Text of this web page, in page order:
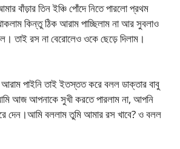
বাঁড়ার তিন ইঞ্চি পোঁদে নিতে পারলো প্রথম
কিন্তু ঠিক আরাম পাচ্ছিলাম না আর সুবলাও
তাই রস না বেরোলেও ওকে ছেড়ে দিলাম।
পাইনি তাই ইতস্তত করে বলল ডাক্তার বাবু
আজ আপনাকে সুখী করতে পারলাম না, আপনি
দেন।আমি বললাম তুমি আমার রস খাবে? ও বলল